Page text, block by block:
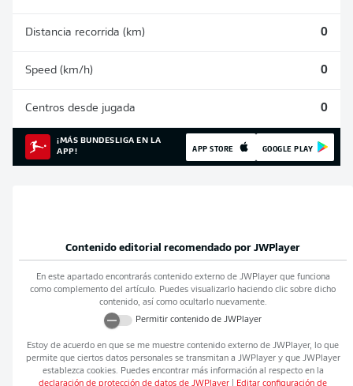
Distancia recorrida (km) 0
Speed (km/h) 0
Centros desde jugada 0
¡MÁS BUNDESLIGA EN LA
APP!
APP STORE GOOGLE PLAY
Contenido editorial recomendado por JWPlayer
En este apartado encontrarás contenido externo de JWPlayerque funciona
como complemento del artículo. Puedes visualizarlo haciendo clic sobre dicho
contenido, así como ocultarlo nuevamente.
Permitir contenido de JWPlayer
Estoy de acuerdo en que se me muestre contenido externo de JWPlayer, lo que
permite que ciertos datos personales se transmitan a JWPlayery que JWPlayer
establezca cookies. Puedes encontrar más información al respecto en la
declaración de protección de datos de JWPlayer
Editar configuración de